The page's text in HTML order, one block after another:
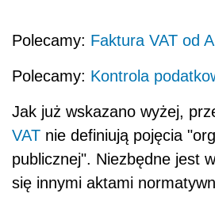
Polecamy: Faktura VAT od
Polecamy: Kontrola
Jak już wskazano wyżej,
VAT nie definiują pojęcia
publicznej". Niezbędne jest
się innymi aktami